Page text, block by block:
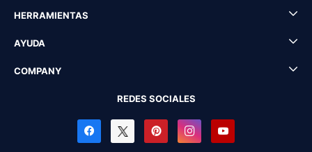
HERRAMIENTAS
AYUDA
COMPANY
REDES SOCIALES